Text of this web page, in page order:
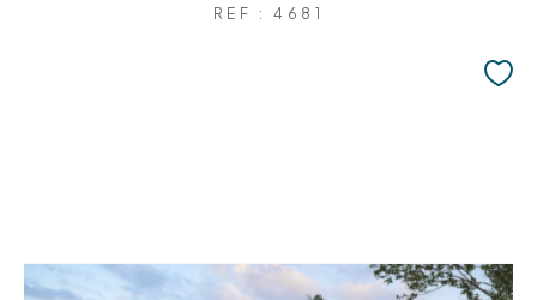
REF : 4681